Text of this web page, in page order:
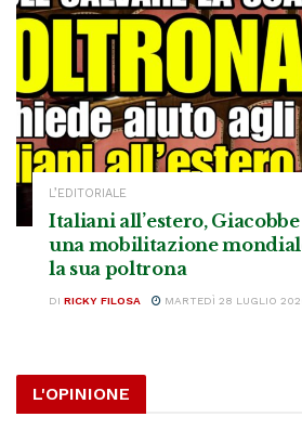
L’EDITORIALE
Italiani all’estero,
una mobilitazione
la sua poltrona
DI RICKY FILOSA MARTEDÌ 28 LUGLIO
L'OPINIONE